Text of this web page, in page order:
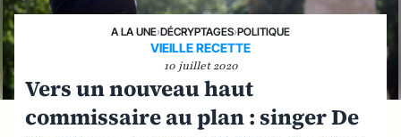
A LA UNE›DÉCRYPTAGES›POLITIQUE
VIEILLE RECETTE
10 juillet 2020
Vers un nouveau haut
commissaire au plan : singer De